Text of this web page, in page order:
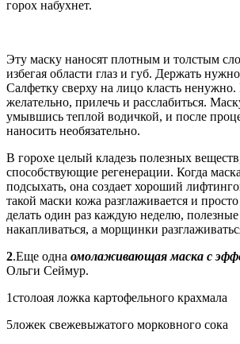
горох набухнет.
Эту маску наносят плотным и толстым
избегая области глаз и губ. Держать
Салфетку сверху на лицо класть ненужно.
желательно, прилечь и расслабиться.
умывшись теплой водичкой, и после
наносить необязательно.
В горохе целый кладезь полезных
способствующие регенерации. Когда
подсыхать, она создает хороший
такой маски кожа разглаживается и
делать один раз каждую неделю, полезные
накапливаться, а морщинки
2.Еще одна омолаживающая маска с
Ольги Сеймур.
1столоая ложка картофельного крахмала
5ложек свежевыжатого морковного сока